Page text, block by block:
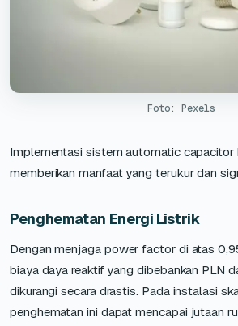
Foto: Pexels
Implementasi sistem automatic capacitor
memberikan manfaat yang terukur dan
Penghematan Energi Listrik
Dengan menjaga power factor di atas
biaya daya reaktif yang dibebankan PLN
dikurangi secara drastis. Pada instalasi
penghematan ini dapat mencapai jutaan